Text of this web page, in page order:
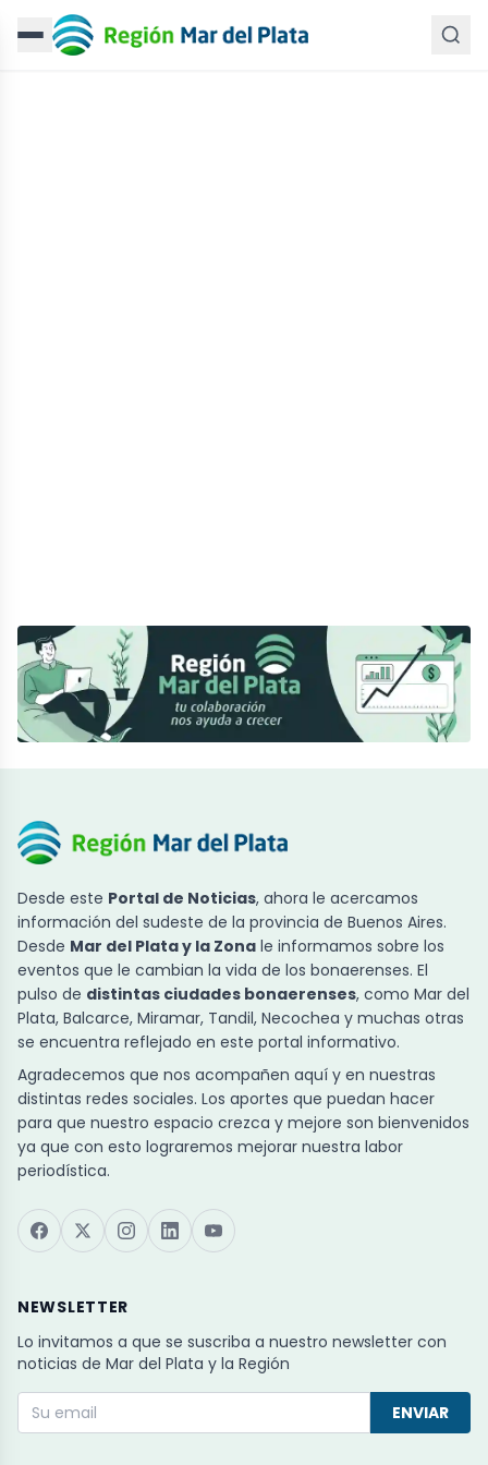
Desde este Portal de Noticias, ahora le acercamos
información del sudeste de la provincia de Buenos Aires.
Desde Mar del Plata y la Zona le informamos sobre los
eventos que le cambian la vida de los bonaerenses. El
pulso de distintas ciudades bonaerenses, como Mar del
Plata, Balcarce, Miramar, Tandil, Necochea y muchas otras
se encuentra reflejado en este portal informativo.
Agradecemos que nos acompañen aquí y en nuestras
distintas redes sociales. Los aportes que puedan hacer
para que nuestro espacio crezca y mejore son bienvenidos
ya que con esto lograremos mejorar nuestra labor
periodística.
NEWSLETTER
Lo invitamos a que se suscriba a nuestro newsletter con
noticias de Mar del Plata y la Región
ENVIAR